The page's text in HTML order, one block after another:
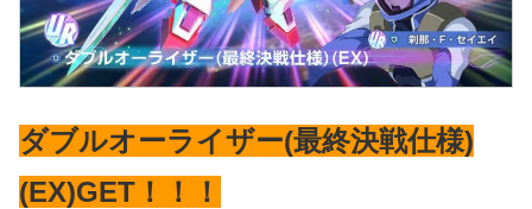
ダブルオーライザー(最終決戦仕様)
(EX)GET！！！